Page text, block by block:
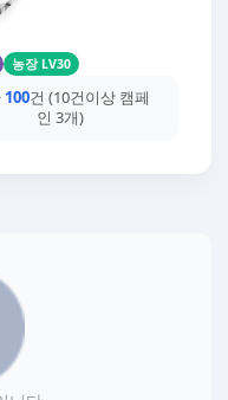
농장 LV30
100건 (10건이상 캠페
인 3개)